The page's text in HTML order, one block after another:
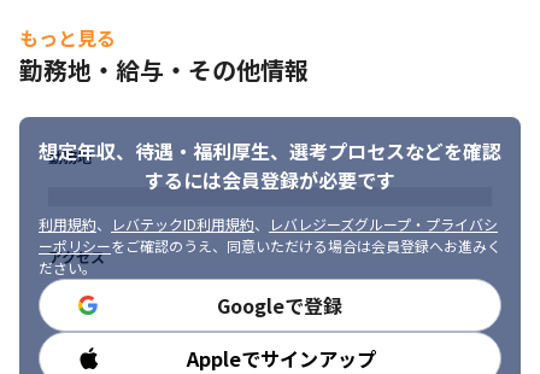
・コンテンツ業界：メディア、動画配信
・ゲーム業界：ソーシャル、コンシューマー、オンラインなど
・自社のみならず業務提携先と力を合わせ、自社ならびに大手ク
ライアントの0→1のプロダクト企画/開発に携わることが可能です
・複数のプロダクト企画が並行しているため、各テーマの責任者
・生み出したプロダクトのグロースを自組織内で責任をもって進
められます
・立ち上げ期の新たなグループのため、これからのグループの
MVVなどから一緒に検討できます
・代表の丹下をはじめ経営が注目するAgendaを扱うため、経営層
と高頻度でディスカッションすることができます
■ SHIFTがソフトウェアの開発として目指す未来
～QCDからDAAE（ダーエ）へ～
スピードに欠けていました。
事業を成功させるには、スモールスタートかつ迅速にサービスや
システムの試作モデルを開発し、市場やユーザーの声を分析・反
映しながらそれを進化させていくことが必要です。事業を成功さ
せるプロダクトを生み出す新たなスタイルを、SHIFTでは
「DAAE（ダーエ）」と名づけ、サービスを展開しています。
もっと見る
勤務地・給与・その他情報
想定年収、待遇・福利厚生、 選考プロセスなどを確認
するには会員登録が必要です
利用規約、 レバテックID利用規約、
レバレジーズグループ・プライバシ
ーポリシーをご確認のうえ、同意いただける場合は会員登録へお進みく
ださい。
Googleで登録
Appleでサインアップ
勤務地
アクセス
勤務時間